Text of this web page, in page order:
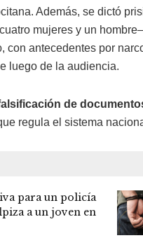
Además, se dictó
mujeres y un
con antecedentes por
luego de la audiencia.
de
regula el sistema
para un policía
a un joven en